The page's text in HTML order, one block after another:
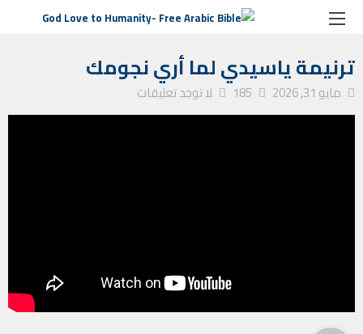
الصفحة الرئيسية ترانيم كنيسة ترنيمة ياسيدي لما أري نجومك
ترنيمة ياسيدي لما أري نجومك
مايو 31, 2026 185 لا توجد تعليقات